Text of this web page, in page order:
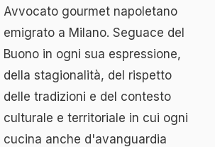
Avvocato gourmet napoletano
emigrato a Milano. Seguace del
Buono in ogni sua espressione,
della stagionalità, del rispetto
delle tradizioni e del contesto
culturale e territoriale in cui ogni
cucina anche d'avanguardia